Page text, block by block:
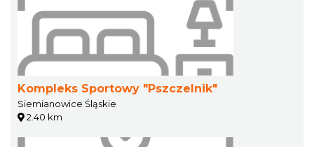
Kompleks Sportowy "Pszczelnik"
Siemianowice Śląskie
2.40 km